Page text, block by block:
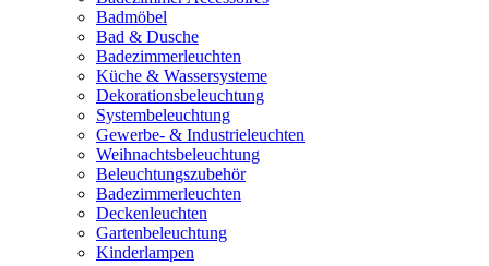
Badmöbel
Bad & Dusche
Badezimmerleuchten
Küche & Wassersysteme
Dekorationsbeleuchtung
Systembeleuchtung
Gewerbe- & Industrieleuchten
Weihnachtsbeleuchtung
Beleuchtungszubehör
Badezimmerleuchten
Deckenleuchten
Gartenbeleuchtung
Kinderlampen